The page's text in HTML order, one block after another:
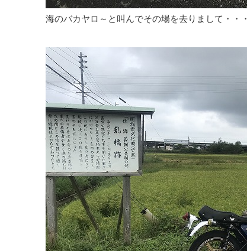
海のバカヤロ～と叫んでその場を去りまして・・・